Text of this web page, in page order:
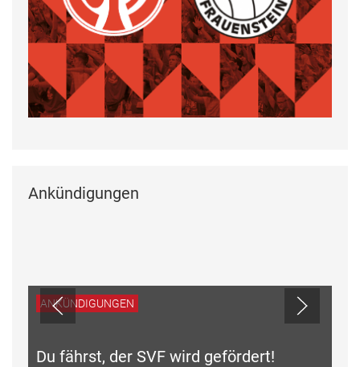
Ankündigungen
ANKÜNDIGUNGEN
Du fährst, der SVF wird gefördert!